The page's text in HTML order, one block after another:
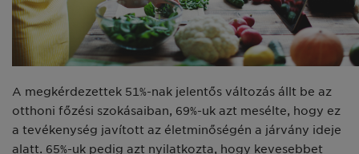
A megkérdezettek 51%-nak jelentős változás állt be az
otthoni főzési szokásaiban, 69%-uk azt mesélte, hogy ez
a tevékenység javított az életminőségén a járvány ideje
alatt. 65%-uk pedig azt nyilatkozta, hogy kevesebbet